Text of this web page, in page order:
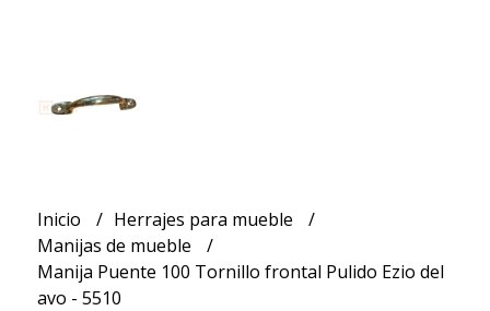
Inicio
Herrajes para mueble
Manijas de mueble
Manija Puente 100 Tornillo frontal Pulido Ezio del
avo - 5510